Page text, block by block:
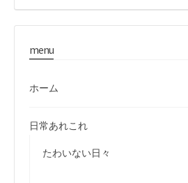
menu
ホーム
日常あれこれ
たわいない日々